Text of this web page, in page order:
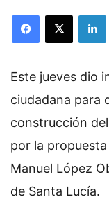
Este jueves dio
ciudadana para
construcción
por la
Manuel López
de Santa Lucía.